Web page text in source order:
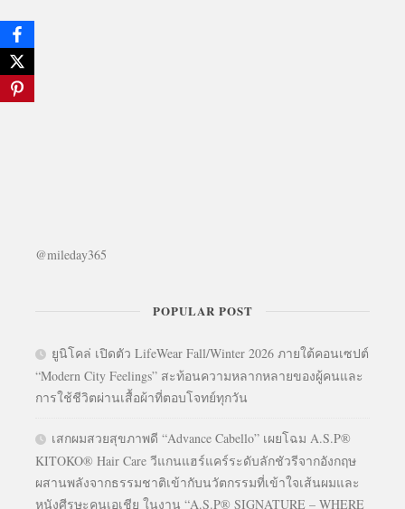
@mileday365
POPULAR POST
ยูนิโคล่ เปิดตัว LifeWear Fall/Winter 2026 ภายใต้คอนเซปต์
“Modern City Feelings” สะท้อนความหลากหลายของผู้คนและ
การใช้ชีวิตผ่านเสื้อผ้าที่ตอบโจทย์ทุกวัน
เสกผมสวยสุขภาพดี “Advance Cabello” เผยโฉม A.S.P®
KITOKO® Hair Care วีแกนแฮร์แคร์ระดับลักชัวรีจากอังกฤษ
ผสานพลังจากธรรมชาติเข้ากับนวัตกรรมที่เข้าใจเส้นผมและ
หนังศีรษะคนเอเชีย ในงาน “A.S.P® SIGNATURE – WHERE